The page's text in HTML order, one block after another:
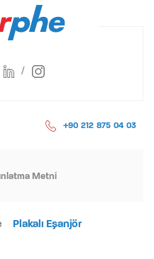
+90 212 875 04 03
Plakalı Eşanjör
Metni